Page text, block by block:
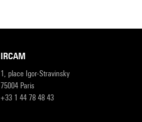
IRCAM
1, place Igor-Stravinsky
75004 Paris
+33 1 44 78 48 43